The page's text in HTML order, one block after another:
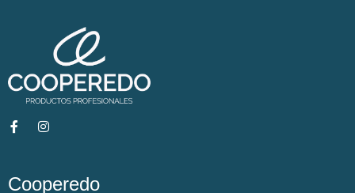
Cooperedo